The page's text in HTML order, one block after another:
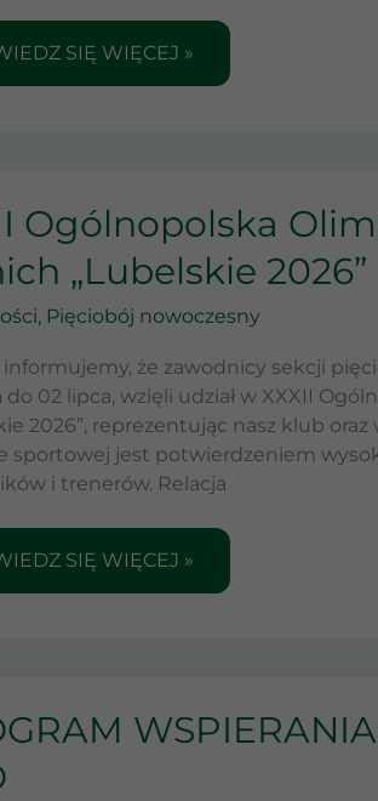
SIĘ WIĘCEJ »
Ogólnopolska
„Lubelskie 2026”
, Pięciobój nowoczesny
że zawodnicy sekcji
do 02 lipca, wzięli udział w XXXII
2026”, reprezentując nasz klub
sportowej jest potwierdzeniem
i trenerów. Relacja
SIĘ WIĘCEJ »